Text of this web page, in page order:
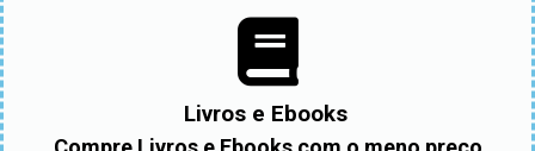
Livros e Ebooks